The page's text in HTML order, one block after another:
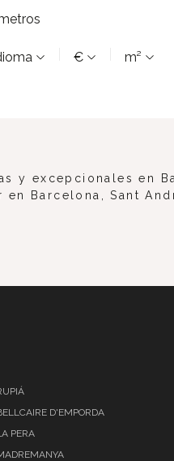
€ m²
y excepcionales en
Barcelona, Sant
D'EMPORDA
PERA